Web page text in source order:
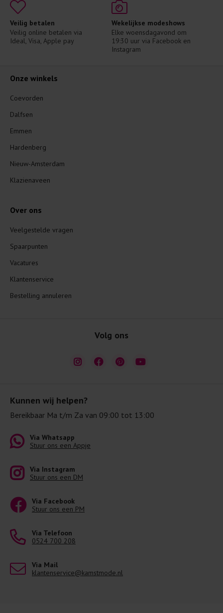
Veilig betalen
Veilig online betalen via
Ideal, Visa, Apple pay
Wekelijkse modeshows
Elke woensdagavond om
19:30 uur via Facebook en
Instagram
Kunnen wij helpen?
Bereikbaar Ma t/m Za van 09:00 tot 13:00
Via Whatsapp
Stuur ons een Appje
Via Instagram
Stuur ons een DM
Via Facebook
Stuur ons een PM
Via Telefoon
0524 700 208
Via Mail
klantenservice@kamstmode.nl
Onze winkels
Coevorden
Dalfsen
Emmen
Hardenberg
Nieuw-Amsterdam
Klazienaveen
Over ons
Veelgestelde vragen
Spaarpunten
Vacatures
Klantenservice
Bestelling annuleren
Volg ons